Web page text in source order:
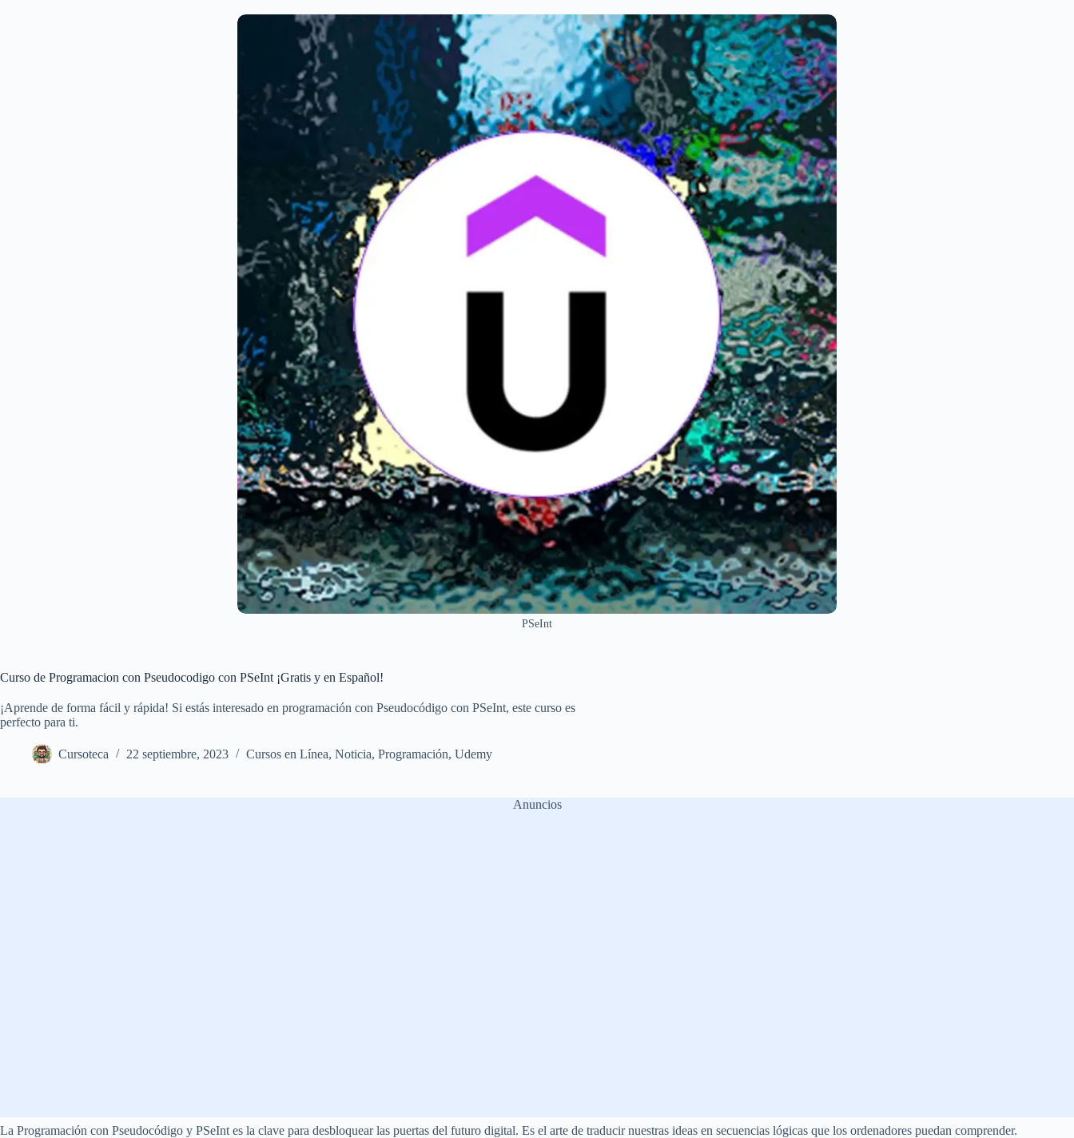
PSeInt
Curso de Programacion con Pseudocodigo con PSeInt ¡Gratis y en Español!
¡Aprende de forma fácil y rápida! Si estás interesado en programación con Pseudocódigo con PSeInt, este curso es
perfecto para ti.
Cursoteca 22 septiembre, 2023 Cursos en Línea, Noticia, Programación, Udemy
Anuncios
La Programación con Pseudocódigo y PSeInt es la clave para desbloquear las puertas del futuro digital. Es el arte de traducir nuestras ideas en secuencias lógicas que los ordenadores puedan comprender.